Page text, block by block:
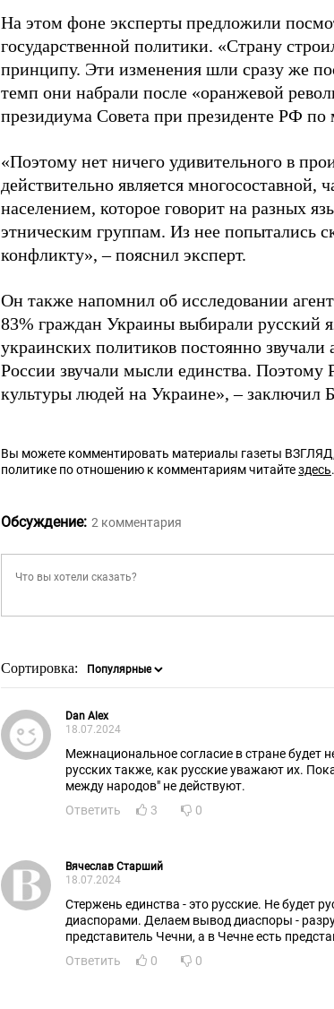
На этом фоне эксперты предложили
государственной политики. «Страну
принципу. Эти изменения шли сразу же
темп они набрали после «оранжевой
президиума Совета при президенте РФ
«Поэтому нет ничего удивительного в
действительно является многосоставной,
населением, которое говорит на разных
этническим группам. Из нее попытались
конфликту», – пояснил эксперт.
Он также напомнил об исследовании
83% граждан Украины выбирали русский
украинских политиков постоянно
России звучали мысли единства. Поэтому
культуры людей на Украине», – заключил
Вы можете комментировать материалы газеты
политике по отношению к комментариям читайтездесь.
Обсуждение: 2 комментария
Сортировка:
Dan Alex
18.07.2024
Межнациональное согласие в стране
русских также, как русские уважают их.
между народов" не действуют.
Ответить
3 0
Вячеслав Старший
18.07.2024
Стержень единства - это русские. Не будет
диаспорами. Делаем вывод диаспоры -
представитель Чечни, а в Чечне есть
Ответить
0 0